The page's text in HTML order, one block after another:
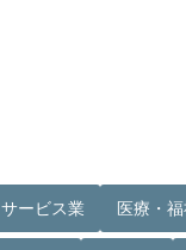
サービス業 医療・